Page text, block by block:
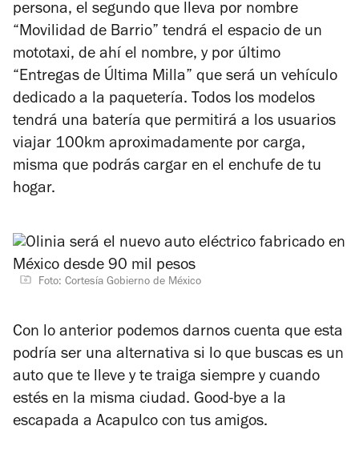
persona, el segundo que lleva por nombre
“Movilidad de Barrio” tendrá el espacio de un
mototaxi, de ahí el nombre, y por último
“Entregas de Última Milla” que será un vehículo
dedicado a la paquetería. Todos los modelos
tendrá una batería que permitirá a los usuarios
viajar 100km aproximadamente por carga,
misma que podrás cargar en el enchufe de tu
hogar.
Foto: Cortesía Gobierno de México
Con lo anterior podemos darnos cuenta que esta
podría ser una alternativa si lo que buscas es un
auto que te lleve y te traiga siempre y cuando
estés en la misma ciudad. Good-bye a la
escapada a Acapulco con tus amigos.